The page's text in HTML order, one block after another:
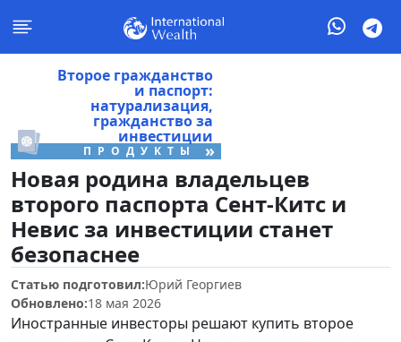
Второе гражданство
и паспорт:
натурализация,
гражданство за
инвестиции
ПРОДУКТЫ »
Новая родина владельцев
второго паспорта Сент-Китс и
Невис за инвестиции станет
безопаснее
Статью подготовил:Юрий Георгиев
Обновлено:18 мая 2026
Иностранные инвесторы решают купить второе